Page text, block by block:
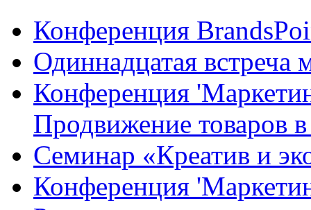
Конференция
Одиннадцатая
Конференция
Продвижение товаров
Семинар «Креатив и
Конференция